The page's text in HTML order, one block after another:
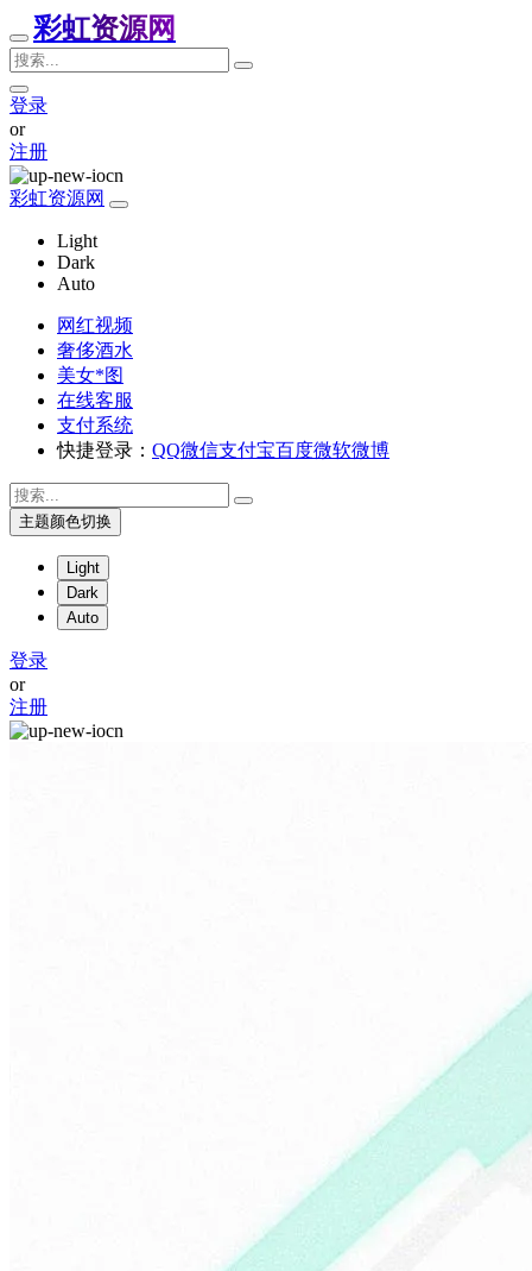
彩虹资源网
登录
or
注册
彩虹资源网
Light
Dark
Auto
网红视频
奢侈酒水
美女*图
在线客服
支付系统
快捷登录： QQ微信支付宝百度微软微博
主题颜色切换
Light
Dark
Auto
登录
or
注册